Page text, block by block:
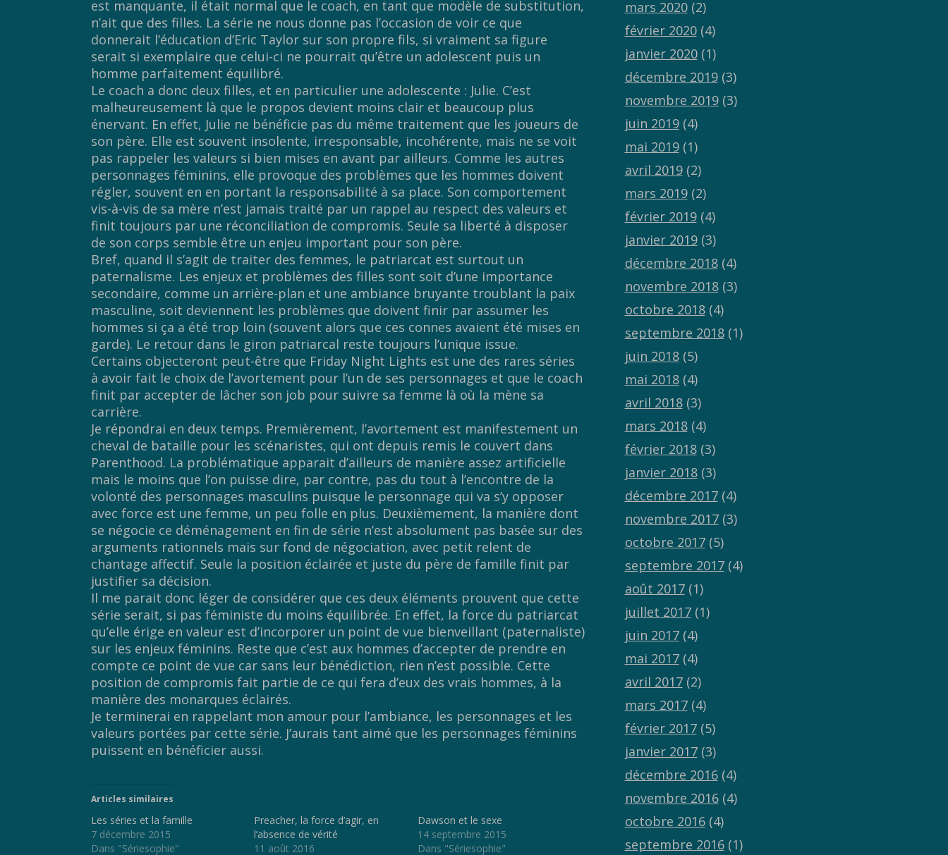
est manquante, il était normal que le coach, en tant que modèle de substitution,
n’ait que des filles. La série ne nous donne pas l’occasion de voir ce que
donnerait l’éducation d’Eric Taylor sur son propre fils, si vraiment sa figure
serait si exemplaire que celui-ci ne pourrait qu’être un adolescent puis un
homme parfaitement équilibré.
Le coach a donc deux filles, et en particulier une adolescente : Julie. C’est
malheureusement là que le propos devient moins clair et beaucoup plus
énervant. En effet, Julie ne bénéficie pas du même traitement que les joueurs de
son père. Elle est souvent insolente, irresponsable, incohérente, mais ne se voit
pas rappeler les valeurs si bien mises en avant par ailleurs. Comme les autres
personnages féminins, elle provoque des problèmes que les hommes doivent
régler, souvent en en portant la responsabilité à sa place. Son comportement
vis-à-vis de sa mère n’est jamais traité par un rappel au respect des valeurs et
finit toujours par une réconciliation de compromis. Seule sa liberté à disposer
de son corps semble être un enjeu important pour son père.
Bref, quand il s’agit de traiter des femmes, le patriarcat est surtout un
paternalisme. Les enjeux et problèmes des filles sont soit d’une importance
secondaire, comme un arrière-plan et une ambiance bruyante troublant la paix
masculine, soit deviennent les problèmes que doivent finir par assumer les
hommes si ça a été trop loin (souvent alors que ces connes avaient été mises en
garde). Le retour dans le giron patriarcal reste toujours l’unique issue.
Certains objecteront peut-être que Friday Night Lights est une des rares séries
à avoir fait le choix de l’avortement pour l’un de ses personnages et que le coach
finit par accepter de lâcher son job pour suivre sa femme là où la mène sa
carrière.
Je répondrai en deux temps. Premièrement, l’avortement est manifestement un
cheval de bataille pour les scénaristes, qui ont depuis remis le couvert dans
Parenthood. La problématique apparait d’ailleurs de manière assez artificielle
mais le moins que l’on puisse dire, par contre, pas du tout à l’encontre de la
volonté des personnages masculins puisque le personnage qui va s’y opposer
avec force est une femme, un peu folle en plus. Deuxièmement, la manière dont
se négocie ce déménagement en fin de série n’est absolument pas basée sur des
arguments rationnels mais sur fond de négociation, avec petit relent de
chantage affectif. Seule la position éclairée et juste du père de famille finit par
justifier sa décision.
Il me parait donc léger de considérer que ces deux éléments prouvent que cette
série serait, si pas féministe du moins équilibrée. En effet, la force du patriarcat
qu’elle érige en valeur est d’incorporer un point de vue bienveillant (paternaliste)
sur les enjeux féminins. Reste que c’est aux hommes d’accepter de prendre en
compte ce point de vue car sans leur bénédiction, rien n’est possible. Cette
position de compromis fait partie de ce qui fera d’eux des vrais hommes, à la
manière des monarques éclairés.
Je terminerai en rappelant mon amour pour l’ambiance, les personnages et les
valeurs portées par cette série. J’aurais tant aimé que les personnages féminins
puissent en bénéficier aussi.
Articles similaires
Les séries et la famille
7 décembre 2015
Dans "Sériesophie"
Preacher, la force d’agir, en
l’absence de vérité
11 août 2016
Dawson et le sexe
14 septembre 2015
Dans "Sériesophie"
mars 2020(2)
février 2020(4)
janvier 2020(1)
décembre 2019(3)
novembre 2019(3)
juin 2019(4)
mai 2019(1)
avril 2019(2)
mars 2019(2)
février 2019(4)
janvier 2019(3)
décembre 2018(4)
novembre 2018(3)
octobre 2018(4)
septembre 2018(1)
juin 2018(5)
mai 2018(4)
avril 2018(3)
mars 2018(4)
février 2018(3)
janvier 2018(3)
décembre 2017(4)
novembre 2017(3)
octobre 2017(5)
septembre 2017(4)
août 2017(1)
juillet 2017(1)
juin 2017(4)
mai 2017(4)
avril 2017(2)
mars 2017(4)
février 2017(5)
janvier 2017(3)
décembre 2016(4)
novembre 2016(4)
octobre 2016(4)
septembre 2016(1)